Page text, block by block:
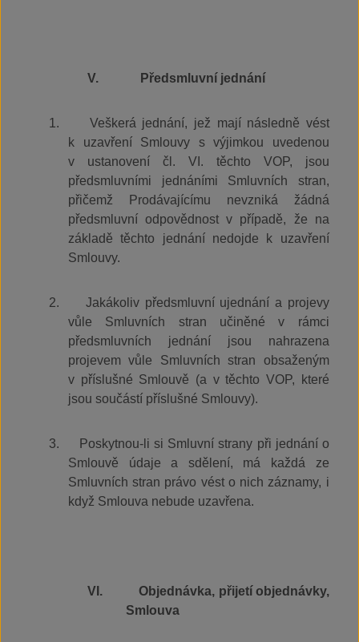
V. Předsmluvní jednání
1.
Veškerá jednání, jež mají následně vést
k uzavření Smlouvy s výjimkou uvedenou
v ustanovení čl. VI. těchto VOP, jsou
předsmluvními jednáními Smluvních stran,
přičemž Prodávajícímu nevzniká žádná
předsmluvní odpovědnost v případě, že na
základě těchto jednání nedojde k uzavření
Smlouvy.
2.
Jakákoliv předsmluvní ujednání a projevy
vůle Smluvních stran učiněné v rámci
předsmluvních jednání jsou nahrazena
projevem vůle Smluvních stran obsaženým
v příslušné Smlouvě (a v těchto VOP, které
jsou součástí příslušné Smlouvy).
3.
Poskytnou-li si Smluvní strany při jednání o
Smlouvě údaje a sdělení, má každá ze
Smluvních stran právo vést o nich záznamy, i
když Smlouva nebude uzavřena.
VI.
Objednávka, přijetí objednávky,
Smlouva